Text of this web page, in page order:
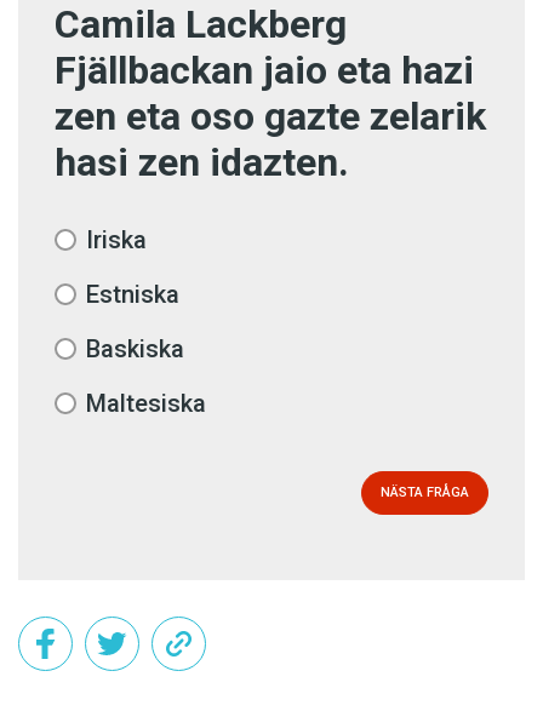
Camila Lackberg
Fjällbackan jaio eta hazi
zen eta oso gazte zelarik
hasi zen idazten.
Iriska
Estniska
Baskiska
Maltesiska
NÄSTA FRÅGA